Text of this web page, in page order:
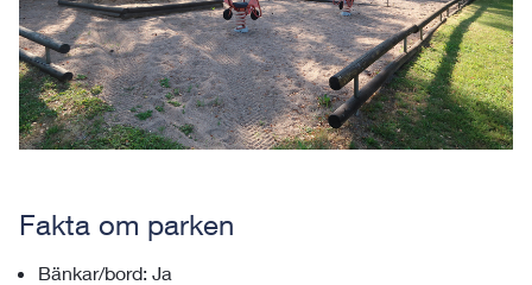
Fakta om parken
Bänkar/bord: Ja